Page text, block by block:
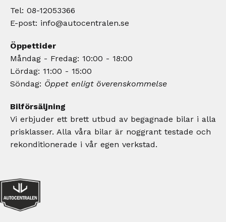
Tel: 08-12053366
E-post: info@autocentralen.se
Öppettider
Måndag - Fredag: 10:00 - 18:00
Lördag: 11:00 - 15:00
Söndag: Öppet enligt överenskommelse
Bilförsäljning
Vi erbjuder ett brett utbud av begagnade bilar i alla
prisklasser. Alla våra bilar är noggrant testade och
rekonditionerade i vår egen verkstad.